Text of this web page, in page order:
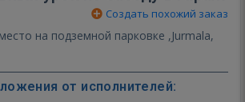
Создать похожий заказ
парковке ,Jurmala,
от исполнителей: